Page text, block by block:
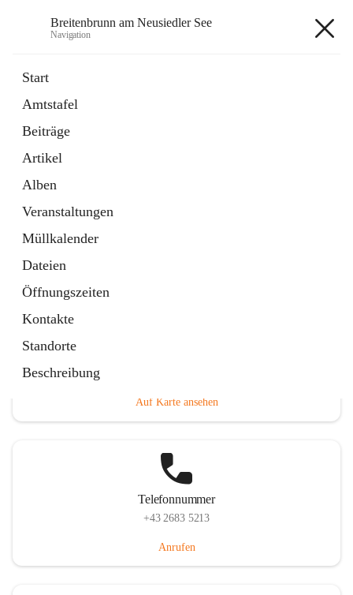
Breitenbrunn am Neusiedler See
Navigation
Start
Amtstafel
Beiträge
Artikel
Alben
Veranstaltungen
Müllkalender
Dateien
Öffnungszeiten
Kontakte
Standorte
Beschreibung
18 Schnellzugriffe
Gemeindeservice
Auf Karte ansehen
Telefonnummer
+43 2683 5213
Anrufen